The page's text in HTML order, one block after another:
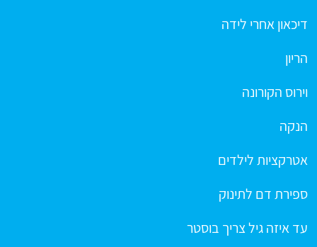
דיכאון אחרי לידה
הריון
וירוס הקורונה
הנקה
אטרקציות לילדים
ספירת דם לתינוק
עד איזה גיל צריך בוסטר